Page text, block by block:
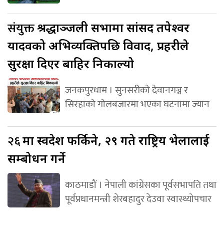
संयुक्तश्रद्धाञ्जली सभामा सांसद तपेश्वर
यादवको अभिव्यक्तिपछि विवाद, प्रहरीले
सुरक्षा दिएर बाहिर निकाल्यो
जनकपुरधाम । सुनसरीको देवानगञ्ज र
सिरहाको गोलबजारमा भएका घटनामा ज्यान
२६मा स्वदेश फर्किने, २९ गते राष्ट्रिय भेलालाई
सम्बोधन गर्ने
काठमाडौं । नेपाली कांग्रेसका पूर्वसभापति तथा
पूर्वप्रधानमन्त्री शेरबहादुर देउवा स्वास्थ्योपचार